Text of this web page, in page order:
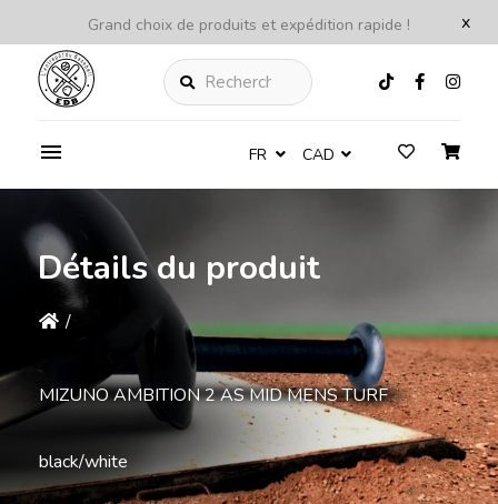
x
Grand choix de produits et expédition rapide !
Rechercher
FR CAD
Détails du produit
/
MIZUNO AMBITION 2 AS MID MENS TURF
black/white